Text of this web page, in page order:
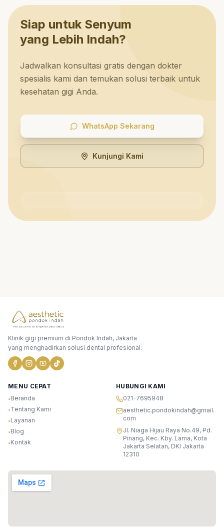
Siap untuk Senyum
yang Lebih Indah?
Jadwalkan konsultasi gratis dengan dokter
spesialis kami dan temukan solusi terbaik untuk
kesehatan gigi Anda.
WhatsApp Sekarang
Kunjungi Kami
Klinik gigi premium di Pondok Indah, Jakarta
yang menghadirkan solusi dental profesional.
MENU CEPAT
•Beranda
•Tentang Kami
•Layanan
•Blog
•Kontak
HUBUNGI KAMI
021-7695948
aesthetic.pondokindah@gmail.
com
Jl. Niaga Hijau Raya No.49, Pd.
Pinang, Kec. Kby. Lama, Kota
Jakarta Selatan, DKI Jakarta
12310